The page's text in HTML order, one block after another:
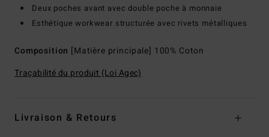
Deux poches avant avec double poche à monnaie
Esthétique workwear structurée avec rivets métalliques
Composition [Matière principale] 100% Coton
Traçabilité du produit (Loi Agec)
Livraison & Retours